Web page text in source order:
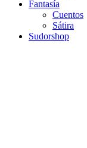
Fantasía
Cuentos
Sátira
Sudorshop